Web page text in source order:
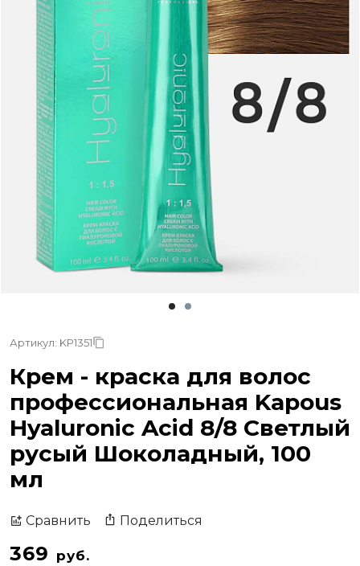
Артикул: KP1351
Крем - краска для волос
профессиональная Kapous
Hyaluronic Acid 8/8 Светлый
русый Шоколадный, 100
мл
Сравнить Поделиться
369 руб.